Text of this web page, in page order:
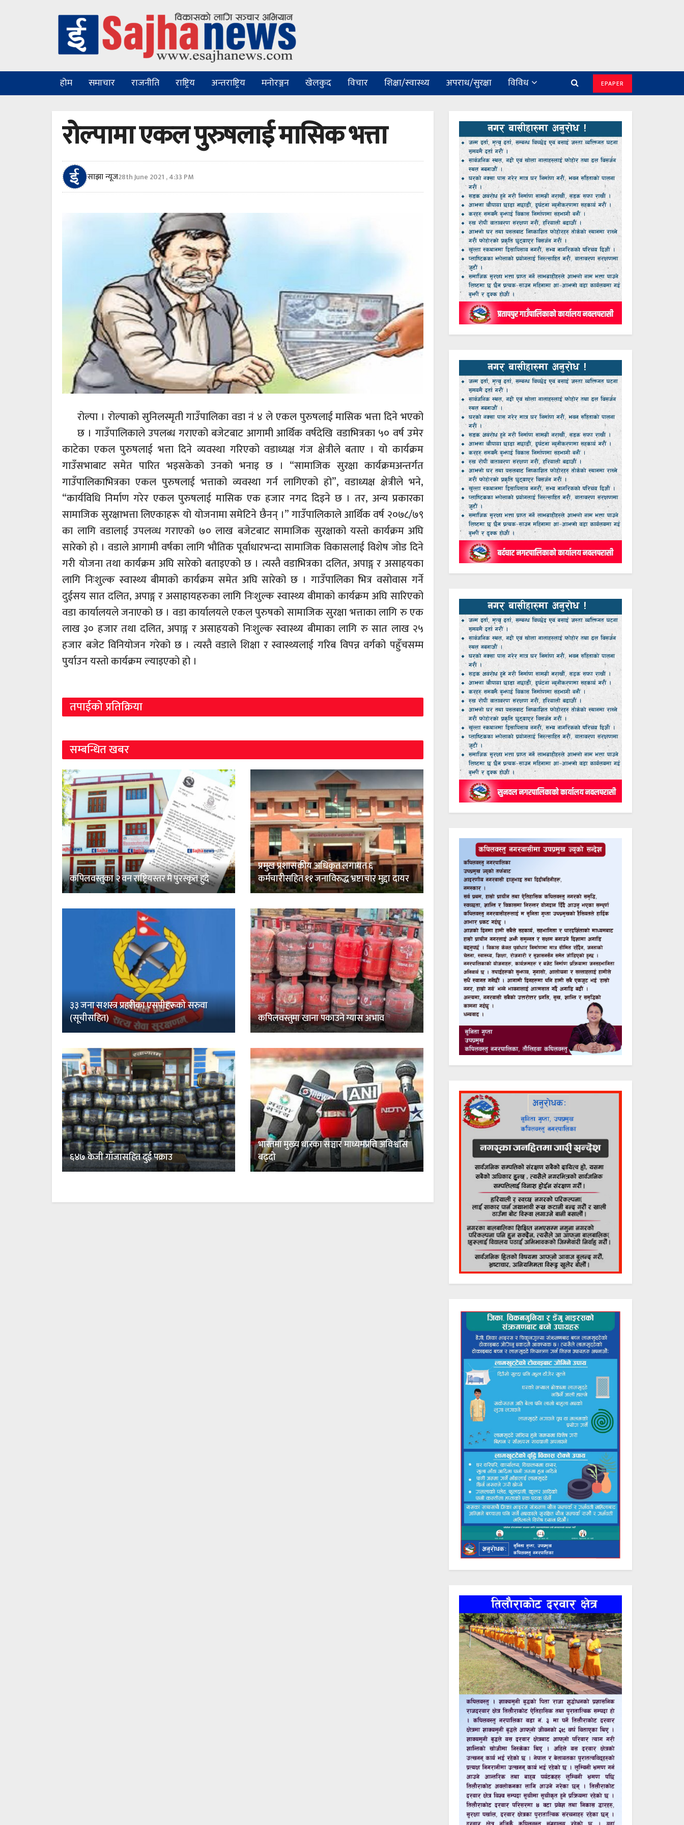
होम समाचार राजनीति राष्ट्रिय अन्तराष्ट्रिय मनोरञ्जन खेलकुद विचार शिक्षा/स्वास्थ्य अपराध/सुरक्षा विविध EPAPER
रोल्पामा एकल पुरुषलाई मासिक भत्ता
साझा न्यूज28th June 2021 , 4:33 PM
रोल्पा । रोल्पाको सुनिलस्मृती गाउँपालिका वडा नं ४ ले एकल पुरुषलाई मासिक भत्ता दिने भएको
छ । गाउँपालिकाले उपलब्ध गराएको बजेटबाट आगामी आर्थिक वर्षदेखि वडाभित्रका ५० वर्ष उमेर
काटेका एकल पुरुषलाई भत्ता दिने व्यवस्था गरिएको वडाध्यक्ष गंज क्षेत्रीले बताए । यो कार्यक्रम
गाउँसभाबाट समेत पारित भइसकेको उनको भनाइ छ । “सामाजिक सुरक्षा कार्यक्रमअन्तर्गत
गाउँपालिकाभित्रका एकल पुरुषलाई भत्ताको व्यवस्था गर्न लागिएको हो”, वडाध्यक्ष क्षेत्रीले भने,
“कार्यविधि निर्माण गरेर एकल पुरुषलाई मासिक एक हजार नगद दिइने छ । तर, अन्य प्रकारका
सामाजिक सुरक्षाभत्ता लिएकाहरू यो योजनामा समेटिने छैनन् ।” गाउँपालिकाले आर्थिक वर्ष २०७८/७९
का लागि वडालाई उपलव्ध गराएको ७० लाख बजेटबाट सामाजिक सुरक्षाको यस्तो कार्यक्रम अघि
सारेको हो । वडाले आगामी वर्षका लागि भौतिक पूर्वाधारभन्दा सामाजिक विकासलाई विशेष जोड दिने
गरी योजना तथा कार्यक्रम अघि सारेको बताइएको छ । त्यस्तै वडाभित्रका दलित, अपाङ्ग र असाहयका
लागि निःशुल्क स्वास्थ्य बीमाको कार्यक्रम समेत अघि सारेको छ । गाउँपालिका भित्र वसोवास गर्ने
दुईसय सात दलित, अपाङ्ग र असाहायहरुका लागि निःशुल्क स्वास्थ्य बीमाको कार्यक्रम अघि सारिएको
वडा कार्यालयले जनाएको छ । वडा कार्यालयले एकल पुरुषको सामाजिक सुरक्षा भत्ताका लागि रु एक
लाख ३० हजार तथा दलित, अपाङ्ग र असाहयको निःशुल्क स्वास्थ्य बीमाका लागि रु सात लाख २५
हजार बजेट विनियोजन गरेको छ । त्यस्तै वडाले शिक्षा र स्वास्थ्यलाई गरिब विपन्न वर्गको पहुँचसम्म
पुर्याउन यस्तो कार्यक्रम ल्याइएको हो ।
तपाईको प्रतिक्रिया
सम्बन्धित खबर
कपिलवस्तुका २ वन राष्ट्रियस्तर मै पुरस्कृत हुदै
प्रमुख प्रशासकीय अधिकृत लगायत ६
कर्मचारीसहित ११ जनाविरुद्ध भ्रष्टाचार मुद्दा दायर
३३ जना सशस्त्र प्रहरीका एसपीहरूको सरुवा
(सूचीसहित)
कपिलवस्तुमा खाना पकाउने ग्यास अभाव
६४७ केजी गाँजासहित दुई पक्राउ
भारतमा मुख्य धारका सञ्चार माध्यमप्रति अविश्वास
बढ्दो